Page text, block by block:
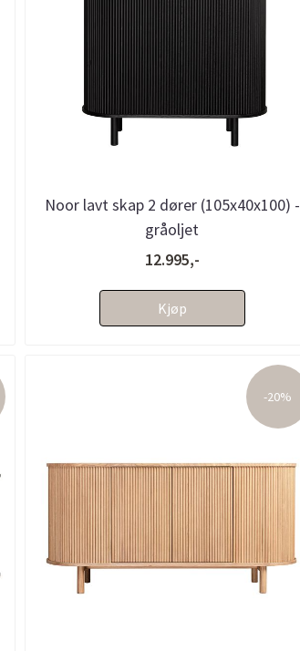
Noor lavt skap 2 dører (105x40x100) -
gråoljet
12.995,-
Kjøp
-20%